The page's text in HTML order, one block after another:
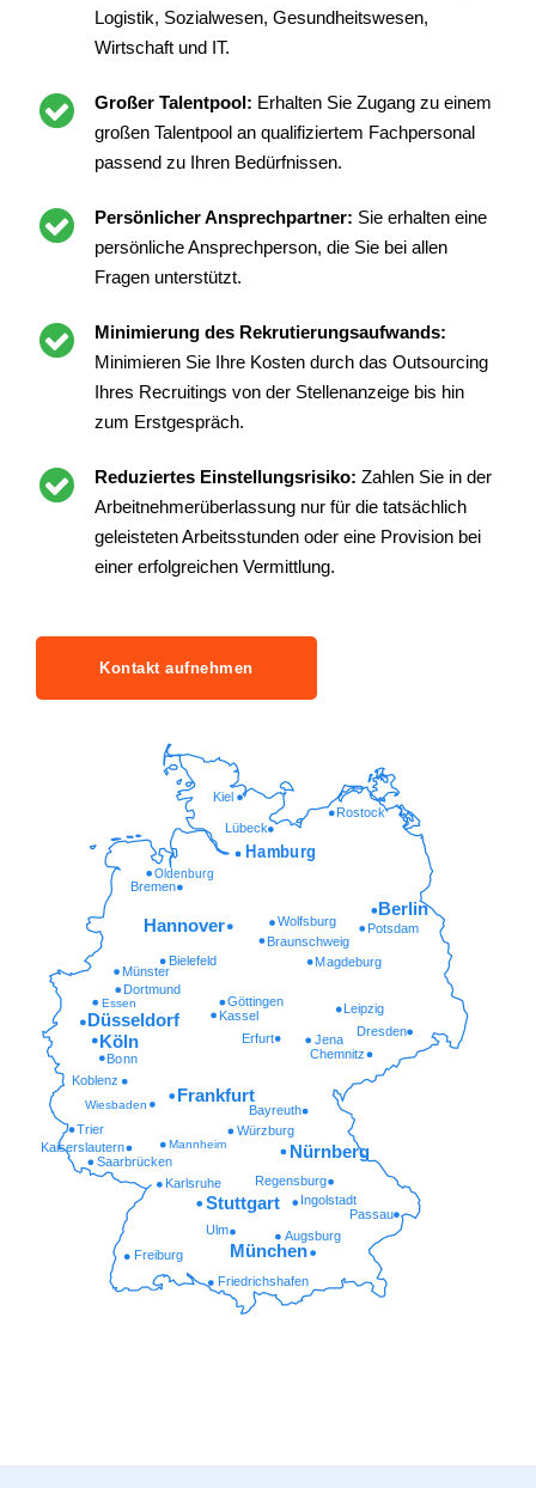
Logistik, Sozialwesen, Gesundheitswesen,
Wirtschaft und IT.
Großer Talentpool: Erhalten Sie Zugang zu einem
großen Talentpool an qualifiziertem Fachpersonal
passend zu Ihren Bedürfnissen.
Persönlicher Ansprechpartner: Sie erhalten eine
persönliche Ansprechperson, die Sie bei allen
Fragen unterstützt.
Minimierung des Rekrutierungsaufwands:
Minimieren Sie Ihre Kosten durch das Outsourcing
Ihres Recruitings von der Stellenanzeige bis hin
zum Erstgespräch.
Reduziertes Einstellungsrisiko: Zahlen Sie in der
Arbeitnehmerüberlassung nur für die tatsächlich
geleisteten Arbeitsstunden oder eine Provision bei
einer erfolgreichen Vermittlung.
Kontakt aufnehmen
Friedrichshafen
Freiburg
Augsburg
Ulm
Passau
Ingolstadt
Regensburg
Karlsruhe
Saarbrücken
Kaiserslautern Mannheim
Würzburg
Trier
Wiesbaden Bayreuth
Koblenz
Chemnitz
Bonn
Erfurt Jena
Dresden
Kassel
Göttingen
Essen
Dortmund
Münster
Magdeburg
Bielefeld
Braunschweig
Potsdam
Wolfsburg
Oldenburg
Lübeck
Rostock
Kiel
München
Stuttgart
Nürnberg
Frankfurt
Köln
Düsseldorf
Leipzig
Hannover
Berlin
Bremen
Hamburg